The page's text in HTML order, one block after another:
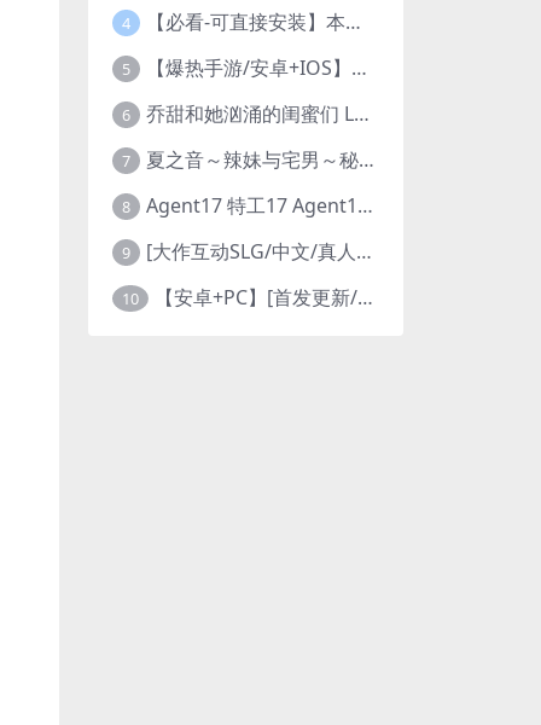
4 【必看-可直接安装】本站全部手机游戏汇总（自带修改器MOD）
5 【爆热手游/安卓+IOS】战火使命（内置0.1折送可触碰战姬）[中文/美女养成/整合兑换码/双端互通/更新]（公测）
6 乔甜和她汹涌的闺蜜们 Lust lady friends 官方中文版本 SLG类型
7 夏之音～辣妹与宅男～秘密的课后时光 正式版 | 3D 动态步兵触摸互动 SLG|PC 平台 | 内嵌汉化 + 去码补丁 + 修改存档 | 1.5G
8 Agent17 特工17 Agent17 PC/安卓版 都市谍战剧情模拟RPG v0.26.6 官方中文高清版
9 [大作互动SLG/中文/真人全动态/步兵] 这个面试有点硬2-远征东洋篇 免登录破解版本V1.11 官方中文步兵 [20G/新破解/中文配音]
10 【安卓+PC】[首发更新/附存档/更新赞助码] 特工17Agent V0.25.9 官方中文版+赞助码+修复多项BUG 3月29最新版本